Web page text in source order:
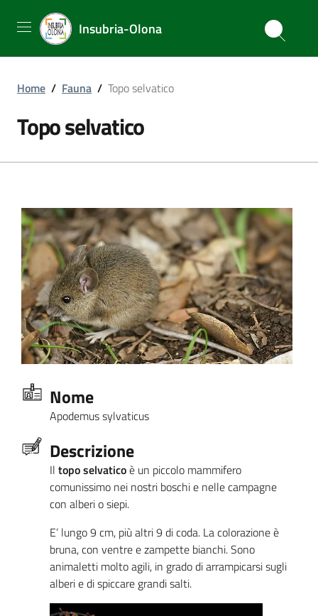
Insubria-Olona
Home / Fauna / Topo selvatico
Topo selvatico
Nome
Apodemus sylvaticus
Descrizione
Il topo selvaticoè un piccolo mammifero
comunissimo nei nostri boschi e nelle campagne
con alberi o siepi.
E’ lungo 9 cm, più altri 9 di coda. La colorazione è
bruna, con ventre e zampette bianchi. Sono
animaletti molto agili, in grado di arrampicarsi sugli
alberi e di spiccare grandi salti.